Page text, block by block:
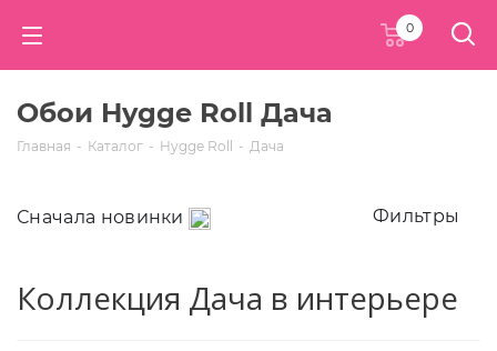
0
Обои Hygge Roll Дача
Главная - Каталог - Hygge Roll - Дача
Сначала новинки Фильтры
Коллекция Дача в интерьере